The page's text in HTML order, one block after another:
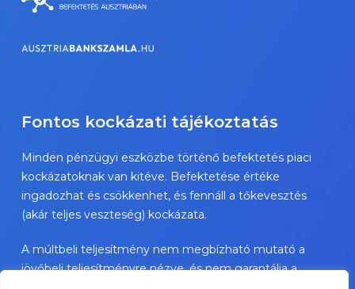
Fontos kockázati tájékoztatás
Minden pénzügyi eszközbe történő befektetés piaci
kockázatoknak van kitéve. Befektetése értéke
ingadozhat és csökkenhet, és fennáll a tőkevesztés
(akár teljes veszteség) kockázata.
A múltbeli teljesítmény nem megbízható mutató a
jövőbeli teljesítményre nézve, és nem garantálja a